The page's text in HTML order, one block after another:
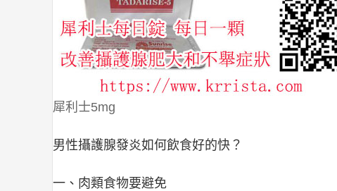
犀利士5mg
男性攝護腺發炎如何飲食好的快？
一、肉類食物要避免